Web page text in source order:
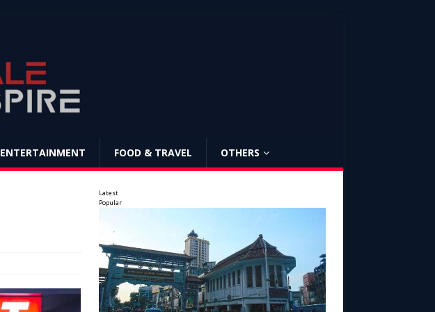
ENTERTAINMENT FOOD & TRAVEL OTHERS
Latest
Popular